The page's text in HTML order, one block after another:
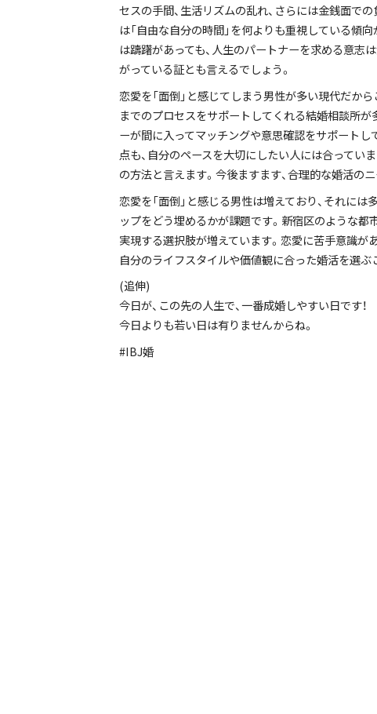
セスの手間、生活リズムの乱れ、さらには金銭面で
は「自由な自分の時間」を何よりも重視している傾
は躊躇があっても、人生のパートナーを求める意志
がっている証とも言えるでしょう。
恋愛を「面倒」と感じてしまう男性が多い現代だか
までのプロセスをサポートしてくれる結婚相談所が
ーが間に入ってマッチングや意思確認をサポートし
点も、自分のペースを大切にしたい人には合ってい
の方法と言えます。今後ますます、合理的な婚活の
恋愛を「面倒」と感じる男性は増えており、それに
ップをどう埋めるかが課題です。新宿区のような都
実現する選択肢が増えています。恋愛に苦手意識が
自分のライフスタイルや価値観に合った婚活を選ぶ
(追伸)
今日が、この先の人生で、一番成婚しやすい日です！
今日よりも若い日は有りませんからね。
#IBJ婚